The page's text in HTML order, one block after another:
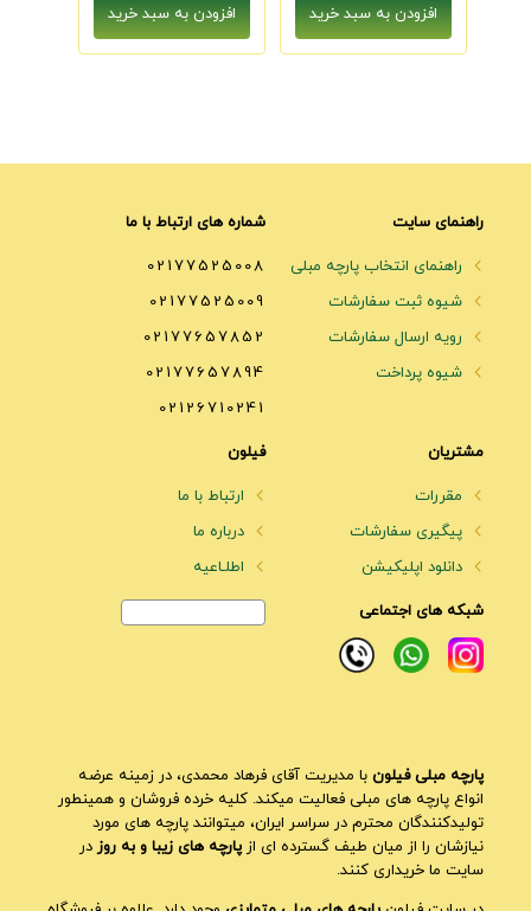
راهنمای سایت
راهنمای انتخاب پارچه مبلی
شیوه ثبت سفارشات
رویه ارسال سفارشات
شیوه پرداخت
شماره های ارتباط با ما
02177525008
02177525009
02177657852
02177657894
02126710241
مشتریان
مقررات
پیگیری سفارشات
دانلود اپلیکیشن
فیلون
ارتباط با ما
درباره ما
اطلـاعیه
شبکه های اجتماعی
پارچه مبلی فیلون با مدیریت آقای فرهاد محمدی، در زمینه عرضه
انواع پارچه های مبلی فعالیت میکند. کلیه خرده فروشان و همینطور
تولیدکنندگان محترم در سراسر ایران، میتوانند پارچه های مورد
نیازشان را از میان طیف گسترده ای ازپارچه های زیبا و به روز در
سایت ما خریداری کنند.